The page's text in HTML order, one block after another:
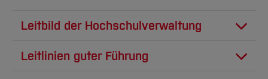
Leitbild der Hochschulverwaltung
Vorwort
Leitlinien guter Führung